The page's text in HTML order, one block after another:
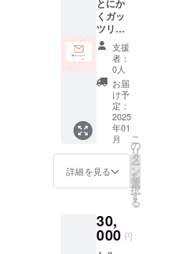
法：文
字のみ
（日本
語、英
語表記
のみ）
※注意事
項：支
援時、
必ず備
考欄に
掲載希
望され
るお名
い。
援頂い
たご本
人1名の
み2025
年４月
から1年
間有
効）
とにか
くガッ
ツリ応
援♪ と
にかく
ガッツ
リ応援
だけし
たい！
という
支援者
様向
け。 感
謝の気
持ちを
礼の
メッ
セージ
支援
者：
0人
お届
け予
定：
2025
年01
月
詳細を見る
こ
の
リ
タ
ー
ン
を
選
択
す
る
30,
000 円